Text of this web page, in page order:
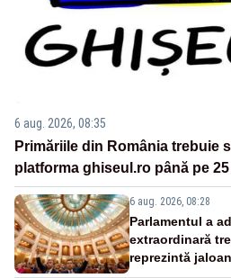
6 aug. 2026, 08:35
Primăriile din România trebuie
platforma ghiseul.ro până pe
6 aug. 2026, 08:28
Parlamentul a
extraordinară
reprezintă